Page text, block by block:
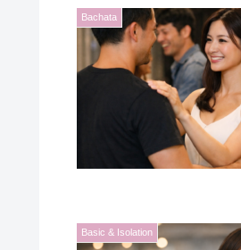
Bachata
Basic & Isolation